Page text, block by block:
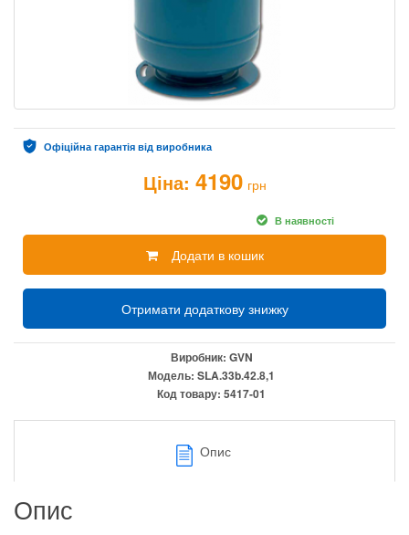
Офіційна гарантія від виробника
Ціна: 4190 грн
В наявності
Додати в кошик
Отримати додаткову знижку
Виробник: GVN
Модель: SLA.33b.42.8,1
Код товару: 5417-01
Опис
Опис